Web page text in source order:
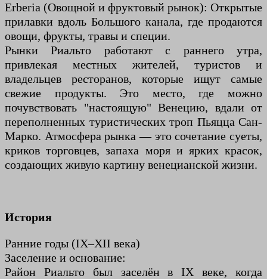
Erberia (Овощной и фруктовый рынок): Открытые
прилавки вдоль Большого канала, где продаются
овощи, фрукты, травы и специи.
Рынки Риальто работают с раннего утра,
привлекая местных жителей, туристов и
владельцев ресторанов, которые ищут самые
свежие продукты. Это место, где можно
почувствовать "настоящую" Венецию, вдали от
переполненных туристических троп Пьяцца Сан-
Марко. Атмосфера рынка — это сочетание суеты,
криков торговцев, запаха моря и ярких красок,
создающих живую картину венецианской жизни.
История
Ранние годы (IX–XII века)
Заселение и основание:
Район Риальто был заселён в IX веке, когда